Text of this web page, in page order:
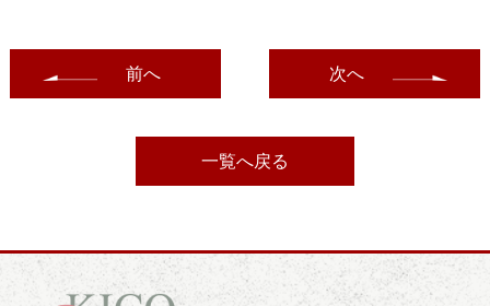
前へ
一覧へ戻る
次へ